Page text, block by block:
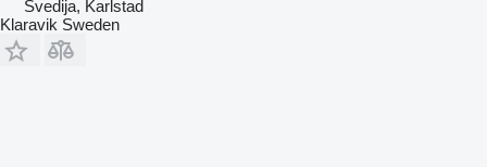
Švedija, Karlstad
Klaravik Sweden